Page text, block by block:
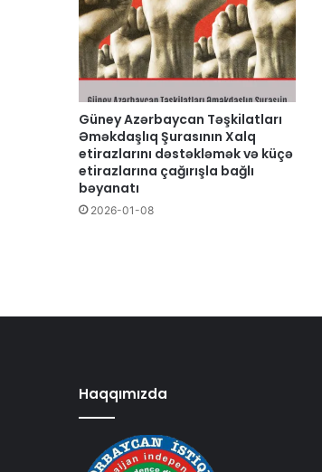
Güney Azərbaycan Təşkilatları
Əməkdaşlıq Şurasının Xalq
etirazlarını dəstəkləmək və küçə
etirazlarına çağırışla bağlı
bəyanatı
2026-01-08
Haqqımızda